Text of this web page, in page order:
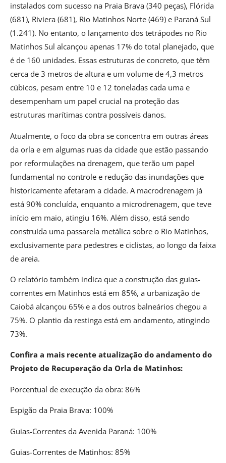
instalados com sucesso na Praia Brava (340 peças), Flórida
(681), Riviera (681), Rio Matinhos Norte (469) e Paraná Sul
(1.241). No entanto, o lançamento dos tetrápodes no Rio
Matinhos Sul alcançou apenas 17% do total planejado, que
é de 160 unidades. Essas estruturas de concreto, que têm
cerca de 3 metros de altura e um volume de 4,3 metros
cúbicos, pesam entre 10 e 12 toneladas cada uma e
desempenham um papel crucial na proteção das
estruturas marítimas contra possíveis danos.
Atualmente, o foco da obra se concentra em outras áreas
da orla e em algumas ruas da cidade que estão passando
por reformulações na drenagem, que terão um papel
fundamental no controle e redução das inundações que
historicamente afetaram a cidade. A macrodrenagem já
está 90% concluída, enquanto a microdrenagem, que teve
início em maio, atingiu 16%. Além disso, está sendo
construída uma passarela metálica sobre o Rio Matinhos,
exclusivamente para pedestres e ciclistas, ao longo da faixa
de areia.
O relatório também indica que a construção das guias-
correntes em Matinhos está em 85%, a urbanização de
Caiobá alcançou 65% e a dos outros balneários chegou a
75%. O plantio da restinga está em andamento, atingindo
73%.
Confira a mais recente atualização do andamento do
Projeto de Recuperação da Orla de Matinhos:
Porcentual de execução da obra: 86%
Espigão da Praia Brava: 100%
Guias-Correntes da Avenida Paraná: 100%
Guias-Correntes de Matinhos: 85%